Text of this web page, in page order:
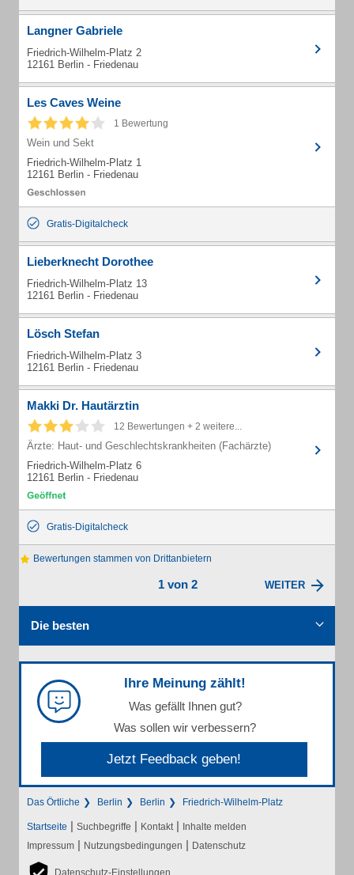
Langner Gabriele
Friedrich-Wilhelm-Platz 2
12161 Berlin - Friedenau
Les Caves Weine
1 Bewertung
Wein und Sekt
Friedrich-Wilhelm-Platz 1
12161 Berlin - Friedenau
Gratis-Digitalcheck
Lieberknecht Dorothee
Friedrich-Wilhelm-Platz 13
12161 Berlin - Friedenau
Lösch Stefan
Friedrich-Wilhelm-Platz 3
12161 Berlin - Friedenau
Makki Dr. Hautärztin
12 Bewertungen + 2 weitere...
Ärzte: Haut- und Geschlechtskrankheiten (Fachärzte)
Friedrich-Wilhelm-Platz 6
12161 Berlin - Friedenau
Gratis-Digitalcheck
Bewertungen stammen von Drittanbietern
1 von 2 WEITER
Die besten
Ihre Meinung zählt!
Was gefällt Ihnen gut?
Was sollen wir verbessern?
Jetzt Feedback geben!
Das Örtliche Berlin Berlin Friedrich-Wilhelm-Platz
Startseite | Suchbegriffe | Kontakt | Inhalte melden
Impressum | Nutzungsbedingungen | Datenschutz